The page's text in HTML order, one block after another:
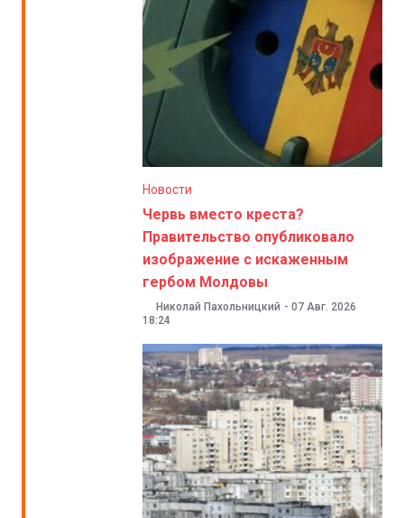
Новости
Червь вместо креста?
Правительство опубликовало
изображение с искаженным
гербом Молдовы
Николай Пахольницкий - 07 Авг. 2026
18:24